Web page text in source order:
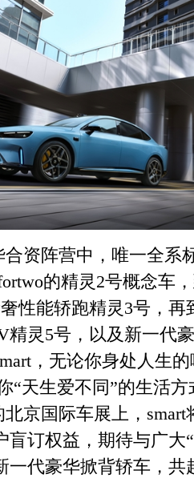
资阵营中，唯一全系
的精灵2号概念车
性能轿跑精灵3号，
精灵5号，以及新一代
，无论你身处人生
“天生爱不同”的生活方
京国际车展上，
盲订权益，期待与广大
一代豪华掀背轿车，共